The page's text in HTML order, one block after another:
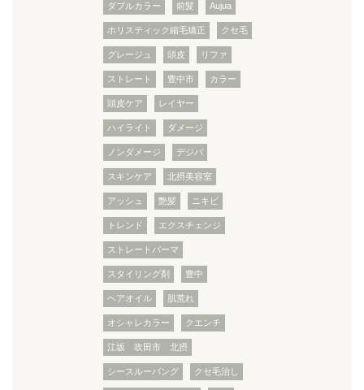
ダブルカラー 前髪 Aujua
ホリスティック縮毛矯正 クセ毛
グレージュ 頭皮 リファ
ストレート 豊中市 カラー
頭皮ケア レイヤー
ハイライト ダメージ
ノンダメージ デジパ
スキンケア 北摂美容室
アッシュ 艶髪 ニキビ
トレンド エクスチェンジ
ストレートパーマ
スタイリング剤 豊中
ヘアオイル 肌荒れ
オシャレカラー クエンチ
江坂 吹田市 北摂
シースルーバング クセ毛治し